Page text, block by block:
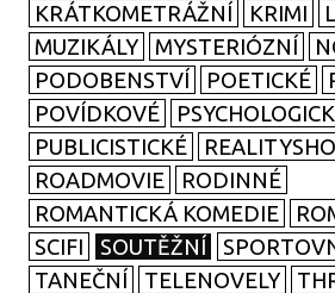
KRÁTKOMETRÁŽNÍ
KRIMI
MUZIKÁLY
MYSTERIÓZNÍ
PODOBENSTVÍ
POETICKÉ
POVÍDKOVÉ
PUBLICISTICKÉ
ROADMOVIE
RODINNÉ
ROMANTICKÁ KOMEDIE
SCIFI
SOUTĚŽNÍ
TANEČNÍ
TELENOVELY